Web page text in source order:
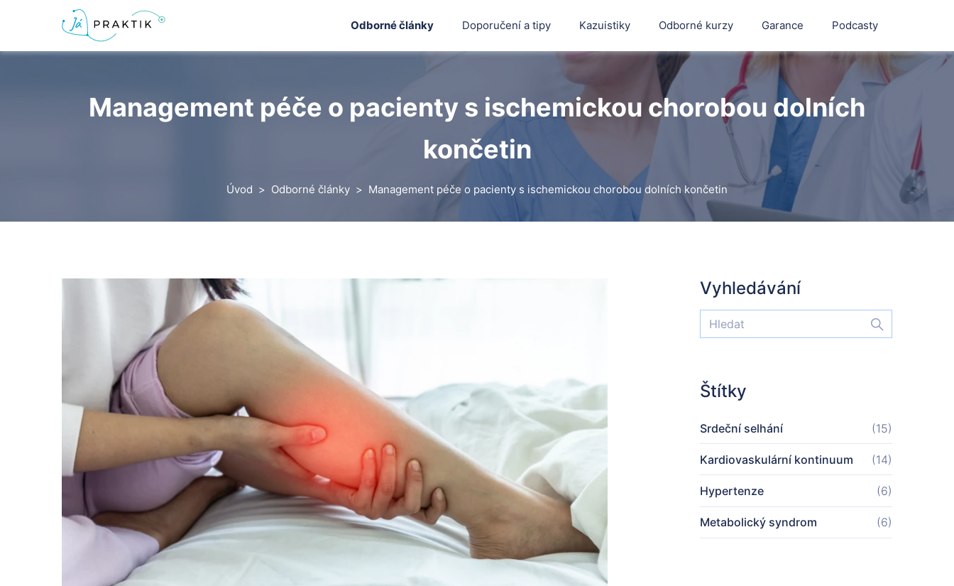
Odborné články Doporučení a tipy Kazuistiky Odborné kurzy Garance Podcasty
Management péče o pacienty s ischemickou chorobou dolních
končetin
Úvod Odborné články Management péče o pacienty s ischemickou chorobou dolních končetin
Vyhledávání
Štítky
Srdeční selhání (15)
Kardiovaskulární kontinuum (14)
Hypertenze (6)
Metabolický syndrom (6)